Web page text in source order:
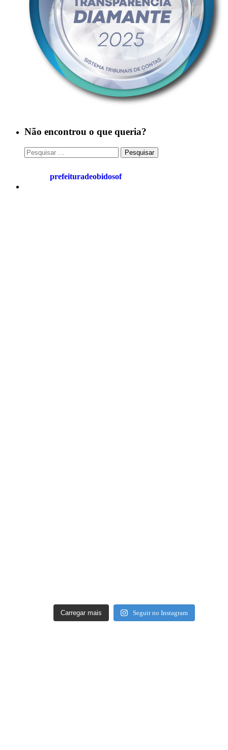
Não encontrou o que queria?
Pesquisar
por:
prefeituradeobidosof
Carregar mais Seguir no Instagram